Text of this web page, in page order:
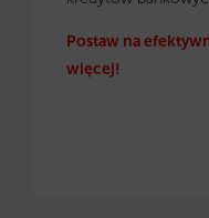
Postaw na
więcej!